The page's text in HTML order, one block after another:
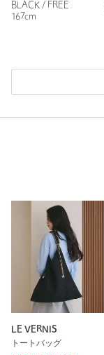
BLACK / FREE
167cm
LE VERNIS
トートバッグ